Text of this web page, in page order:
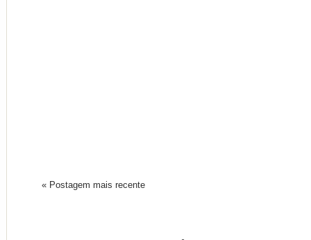
« Postagem mais recente